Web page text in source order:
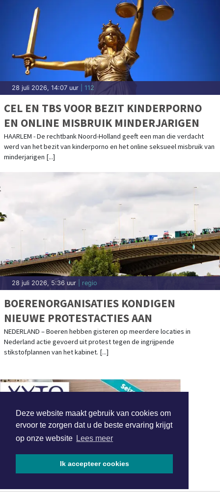
Deze website maakt gebruik van cookies om
ervoor te zorgen dat u de beste ervaring krijgt
op onze website Lees meer
Ik accepteer cookies
28 juli 2026, 14:07 uur | 112
CEL EN TBS VOOR BEZIT KINDERPORNO
EN ONLINE MISBRUIK MINDERJARIGEN
HAARLEM - De rechtbank Noord-Holland geeft een man die verdacht
werd van het bezit van kinderporno en het online seksueel misbruik van
minderjarigen [...]
28 juli 2026, 5:36 uur | regio
BOERENORGANISATIES KONDIGEN
NIEUWE PROTESTACTIES AAN
NEDERLAND – Boeren hebben gisteren op meerdere locaties in
Nederland actie gevoerd uit protest tegen de ingrijpende
stikstofplannen van het kabinet. [...]